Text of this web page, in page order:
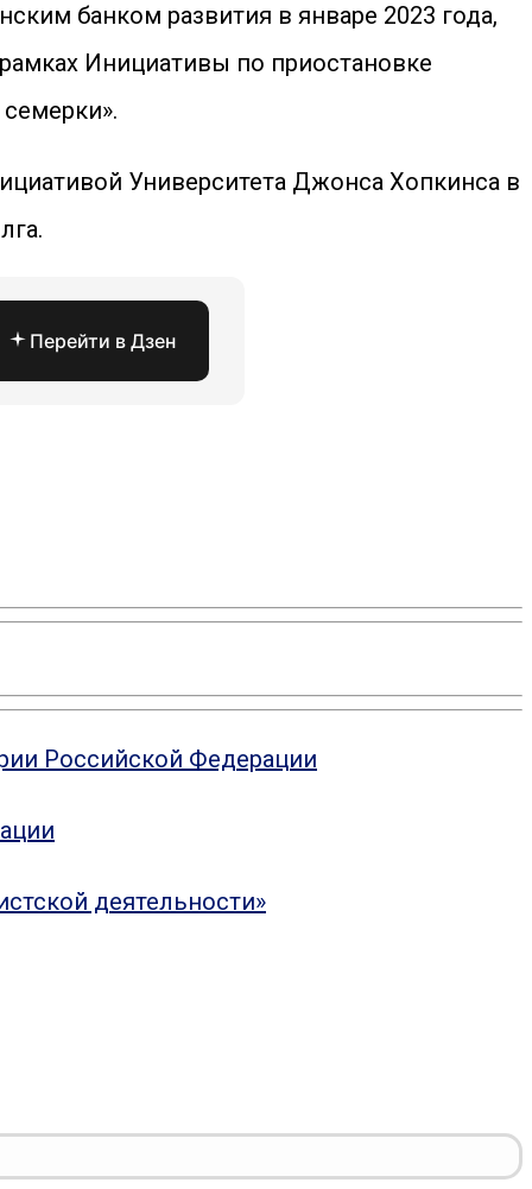
банком развития в январе 2023 года,
Инициативы по приостановке
Университета Джонса Хопкинса в
Перейти в Дзен
Российской Федерации
деятельности»